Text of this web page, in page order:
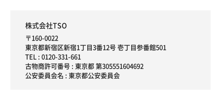
株式会社TSO
〒160-0022
東京都新宿区新宿1丁目3番12号 壱丁目参番館501
TEL : 0120-331-661
古物商許可番号 : 東京都 第305551604692
公安委員会名 : 東京都公安委員会